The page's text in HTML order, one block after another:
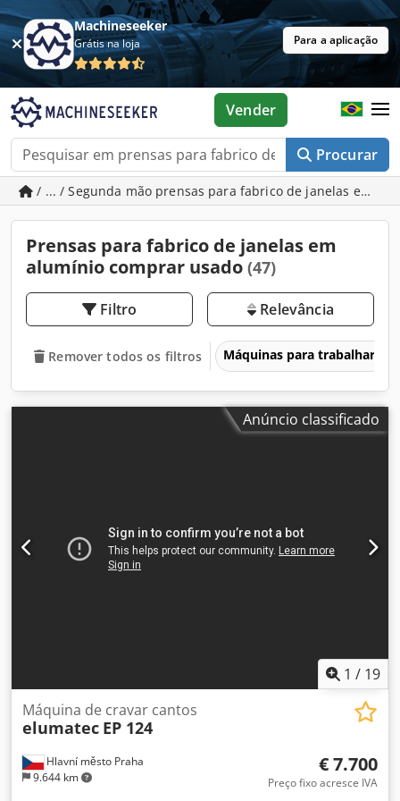
Machineseeker
Grátis na loja Para a aplicação
Procurar
Vender
/ ... / Segunda mão prensas para fabrico de janelas em
Prensas para fabrico de janelas em
alumínio comprar usado (47)
Filtro Relevância
Remover todos os filtros Máquinas para trabalhar
Anúncio classificado
1 / 19
Hlavní město Praha
9.644 km
Máquina de cravar cantos
elumatec EP 124
€ 7.700
Preço fixo acresce IVA